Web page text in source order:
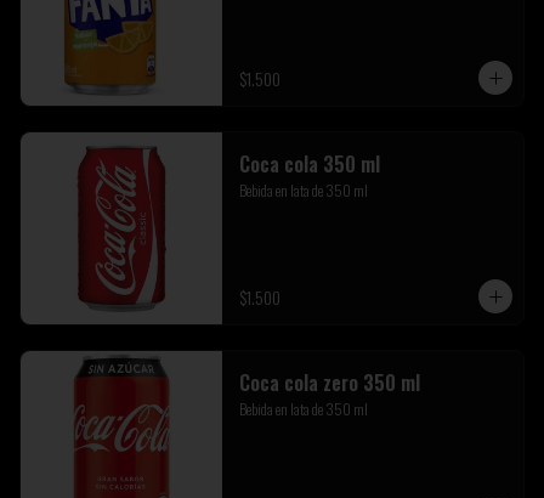
$1.500
Coca cola 350 ml
Bebida en lata de 350 ml
$1.500
Coca cola zero 350 ml
Bebida en lata de 350 ml